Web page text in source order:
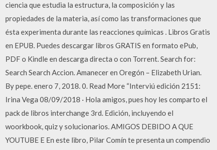
ciencia que estudia la estructura, la composición y las
propiedades de la materia, así como las transformaciones que
ésta experimenta durante las reacciones químicas . Libros Gratis
en EPUB. Puedes descargar libros GRATIS en formato ePub,
PDF o Kindle en descarga directa o con Torrent. Search for:
Search Search Accion. Amanecer en Oregón – Elizabeth Urian.
By pepe. enero 7, 2018. 0. Read More “Interviú edición 2151:
Irina Vega 08/09/2018 · Hola amigos, pues hoy les comparto el
pack de libros interchange 3rd. Edición, incluyendo el
woorkbook, quiz y solucionarios. AMIGOS DEBIDO A QUE
YOUTUBE E En este libro, Pilar Comín te presenta un compendio